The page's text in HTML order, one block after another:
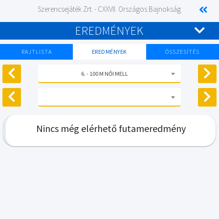
Szerencsejáték Zrt. - CXXVII. Országos Bajnokság
EREDMÉNYEK
RAJTLISTA EREDMÉNYEK ÖSSZESÍTÉS
6. - 100 M NŐI MELL
Nincs még elérhető futameredmény